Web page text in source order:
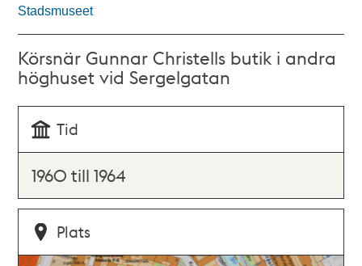
Stadsmuseet
Körsnär Gunnar Christells butik i andra
höghuset vid Sergelgatan
Tid
1960 till 1964
Plats